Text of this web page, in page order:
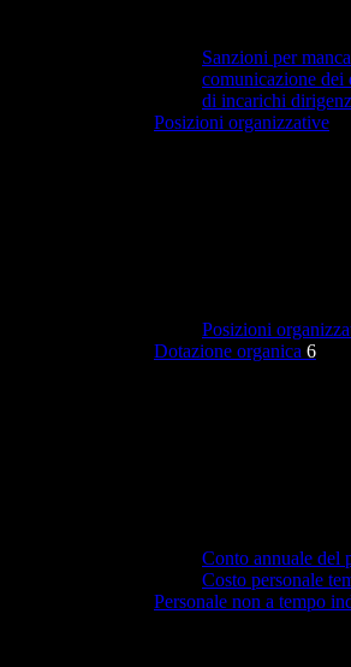
Sanzioni per
comunicazione dei
di incarichi
Posizioni organizzative
Posizioni
Dotazione organica 6
Conto annuale del
Costo personale
Personale non a tempo